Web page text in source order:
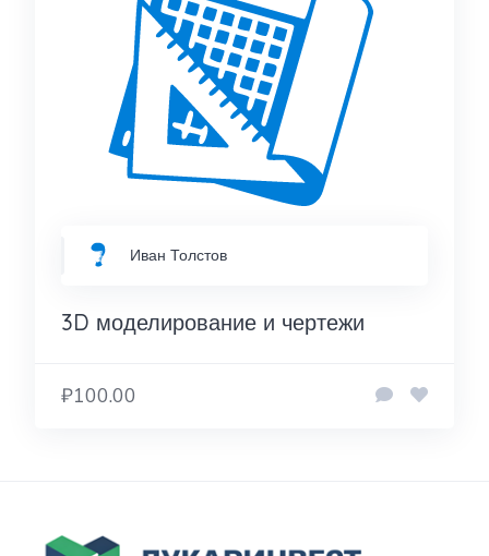
Иван Толстов
3D моделирование и чертежи
₽100.00